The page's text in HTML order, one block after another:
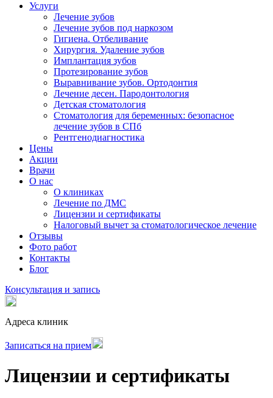
Услуги
Лечение зубов
Лечение зубов под наркозом
Гигиена. Отбеливание
Хирургия. Удаление зубов
Имплантация зубов
Протезирование зубов
Выравнивание зубов. Ортодонтия
Лечение десен. Пародонтология
Детская стоматология
Стоматология для беременных: безопасное
лечение зубов в СПб
Рентгенодиагностика
Цены
Акции
Врачи
О нас
О клиниках
Лечение по ДМС
Лицензии и сертификаты
Налоговый вычет за стоматологическое лечение
Отзывы
Фото работ
Контакты
Блог
Консультация и запись
Адреса клиник
Записаться на прием
Лицензии и сертификаты